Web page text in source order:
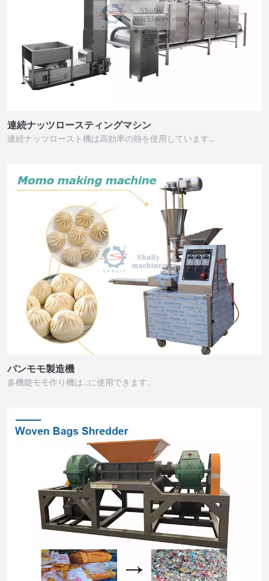
連続ナッツロースティングマシン
連続ナッツロースト機は高効率の熱を使用しています…
バンモモ製造機
多機能モモ作り機は…に使用できます。